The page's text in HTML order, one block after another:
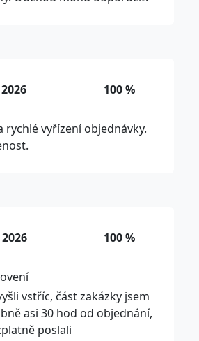
100 %
rychlé vyřízení objednávky.
100 %
vstříc, část zakázky jsem
asi 30 hod od objednání,
poslali